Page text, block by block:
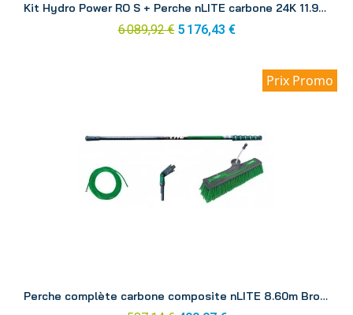
Kit Hydro Power RO S + Perche nLITE carbone 24K 11.90 m RONK1
6 089,92 € 5 176,43 €
Prix Promo
Perche complète carbone composite nLITE 8.60m Brosse CC85H